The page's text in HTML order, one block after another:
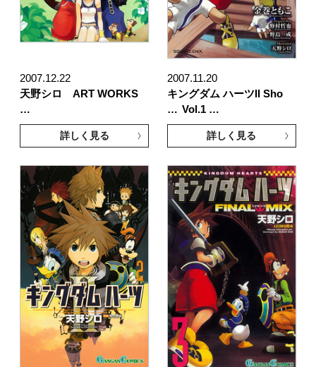
2007.12.22
天野シロ ART WORKS
…
詳しく見る
2007.11.20
キングダム ハーツII Sho
… Vol.1 …
詳しく見る